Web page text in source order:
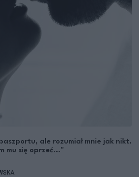
ale rozumiał mnie jak nikt.
mu się oprzeć..."